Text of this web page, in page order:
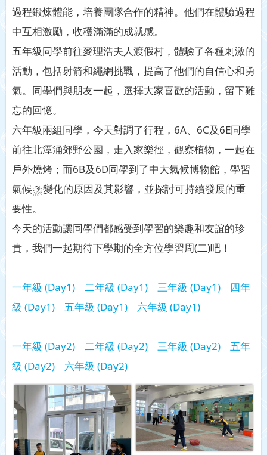
過程鍛煉體能，培養團隊合作的精神。他們在體驗過程
中互相激勵，收穫滿滿的成就感。
五年級同學前往麥理浩夫人渡假村，體驗了各種刺激的
活動，包括射箭和繩網挑戰，提高了他們的自信心和勇
氣。同學們與朋友一起，選擇大家喜歡的活動，留下難
忘的回憶。
六年級兩組同學，今天對調了行程，6A、6C及6E同學
前往北潭涌郊野公園，走入家樂徑，觀察植物，一起在
戶外燒烤；而6B及6D同學到了中大氣候博物館，學習
氣候⛈變化的原因及其影響，並探討可持續發展的重
要性。
今天的活動讓同學們都感受到學習的樂趣和友誼的珍
貴，我們一起期待下學期的全方位學習周(二)吧！
一年級 (Day1) 二年級 (Day1) 三年級 (Day1)
四年
級 (Day1)
五年級 (Day1) 六年級 (Day1)
一年級 (Day2) 二年級 (Day2) 三年級 (Day2)
五年
級 (Day2)
六年級 (Day2)